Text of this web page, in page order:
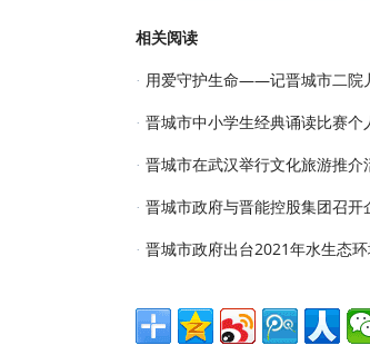
相关阅读
· 用爱守护生命——记晋城市二院
· 晋城市中小学生经典诵读比赛个
· 晋城市在武汉举行文化旅游推介
· 晋城市政府与晋能控股集团召开
· 晋城市政府出台2021年水生态